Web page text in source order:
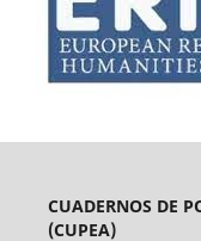
CUADERNOS DE
(CUPEA)